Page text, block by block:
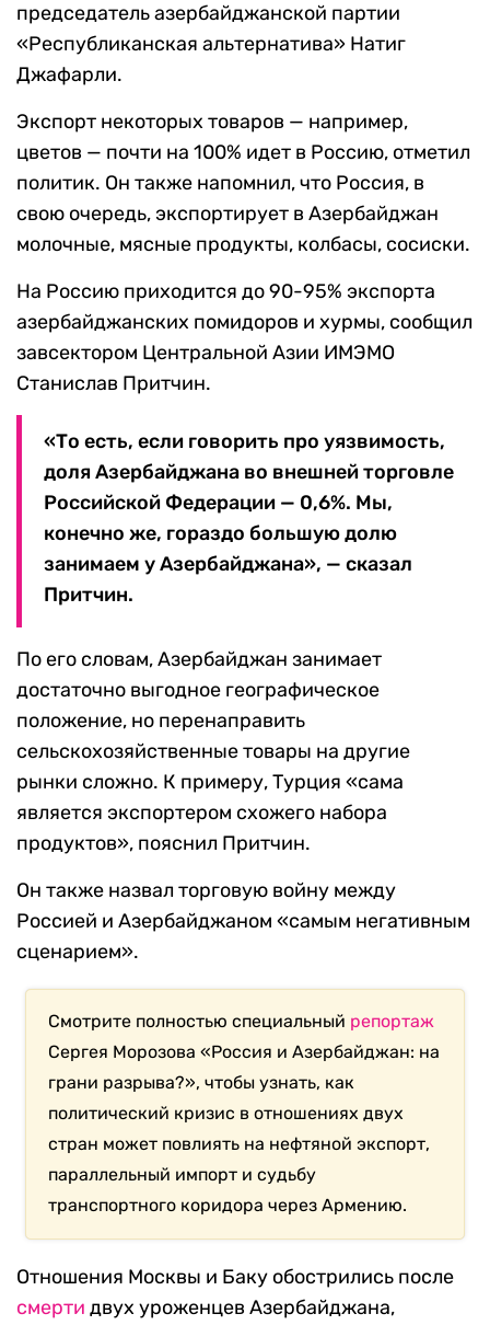
председатель азербайджанской партии
«Республиканская альтернатива» Натиг
Джафарли.
Экспорт некоторых товаров — например,
цветов — почти на 100% идет в Россию, отметил
политик. Он также напомнил, что Россия, в
свою очередь, экспортирует в Азербайджан
молочные, мясные продукты, колбасы, сосиски.
На Россию приходится до 90-95% экспорта
азербайджанских помидоров и хурмы, сообщил
завсектором Центральной Азии ИМЭМО
Станислав Притчин.
«То есть, если говорить про уязвимость,
доля Азербайджана во внешней торговле
Российской Федерации — 0,6%. Мы,
конечно же, гораздо большую долю
занимаем у Азербайджана», — сказал
Притчин.
По его словам, Азербайджан занимает
достаточно выгодное географическое
положение, но перенаправить
сельскохозяйственные товары на другие
рынки сложно. К примеру, Турция «сама
является экспортером схожего набора
продуктов», пояснил Притчин.
Он также назвал торговую войну между
Россией и Азербайджаном «самым негативным
сценарием».
Смотрите полностью специальный репортаж
Сергея Морозова «Россия и Азербайджан: на
грани разрыва?», чтобы узнать, как
политический кризис в отношениях двух
стран может повлиять на нефтяной экспорт,
параллельный импорт и судьбу
транспортного коридора через Армению.
Отношения Москвы и Баку обострились после
смерти двух уроженцев Азербайджана,